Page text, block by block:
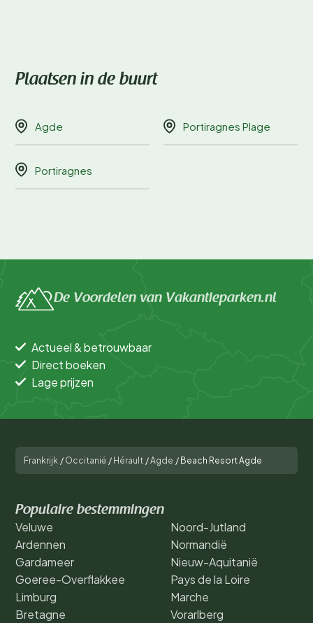
Plaatsen in de buurt
Agde Portiragnes Plage
Portiragnes
De Voordelen van Vakantieparken.nl
Actueel & betrouwbaar
Direct boeken
Lage prijzen
Frankrijk / Occitanië / Hérault /Agde / Beach Resort Agde
Populaire bestemmingen
Veluwe
Ardennen
Gardameer
Goeree-Overflakkee
Limburg
Bretagne
Noord-Jutland
Normandië
Nieuw-Aquitanië
Pays de la Loire
Marche
Vorarlberg